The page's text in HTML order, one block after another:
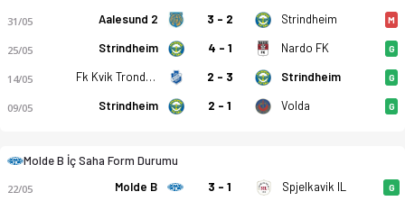
Molde B - Strindheim IL 2-4 bitti. Gol anları, kadro,
31/05 Aalesund 2 3 - 2 Strindheim M
25/05 Strindheim 4 - 1 Nardo FK G
14/05 Fk Kvik Trondheim 2 - 3 Strindheim G
09/05 Strindheim 2 - 1 Volda G
Molde B İç Saha Form Durumu
22/05 Molde B 3 - 1 Spjelkavik IL G